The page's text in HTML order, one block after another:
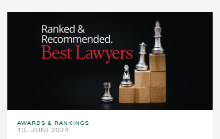
AWARDS & RANKINGS
13. JUNI 2024